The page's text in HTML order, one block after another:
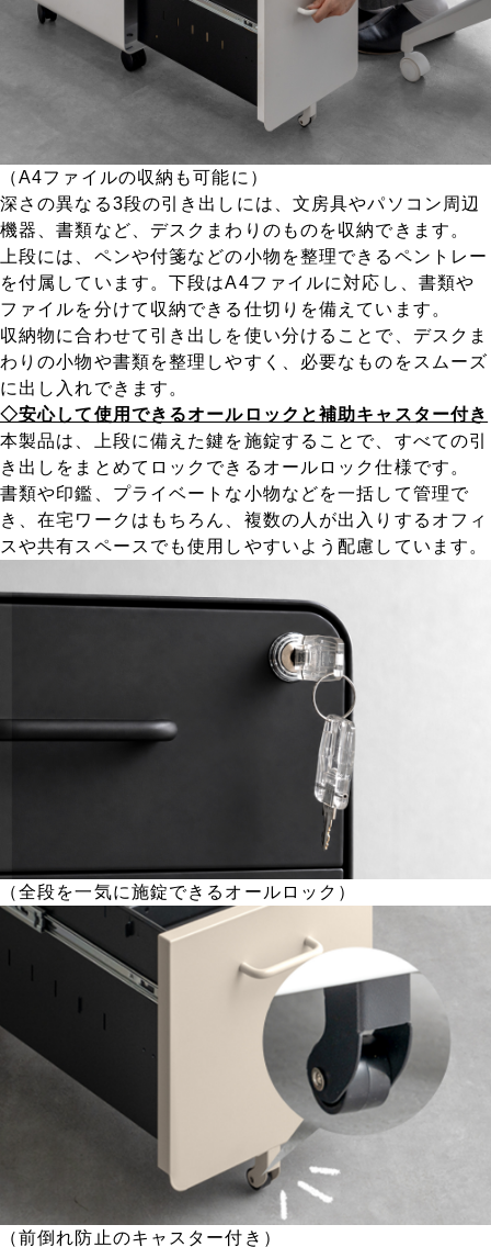
（A4ファイルの収納も可能に）
深さの異なる3段の引き出しには、文房具やパソコン周辺
機器、書類など、デスクまわりのものを収納できます。
上段には、ペンや付箋などの小物を整理できるペントレー
を付属しています。下段はA4ファイルに対応し、書類や
ファイルを分けて収納できる仕切りを備えています。
収納物に合わせて引き出しを使い分けることで、デスクま
わりの小物や書類を整理しやすく、必要なものをスムーズ
に出し入れできます。
◇安心して使用できるオールロックと補助キャスター付き
本製品は、上段に備えた鍵を施錠することで、すべての引
き出しをまとめてロックできるオールロック仕様です。
書類や印鑑、プライベートな小物などを一括して管理で
き、在宅ワークはもちろん、複数の人が出入りするオフィ
スや共有スペースでも使用しやすいよう配慮しています。
（全段を一気に施錠できるオールロック）
（前倒れ防止のキャスター付き）